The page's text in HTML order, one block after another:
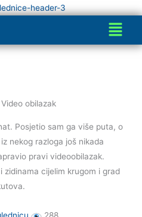
Menu
obilazak
Posjetio sam ga više puta, o
nekog razloga još nikada
pravi videoobilazak.
zidinama cijelim krugom i grad